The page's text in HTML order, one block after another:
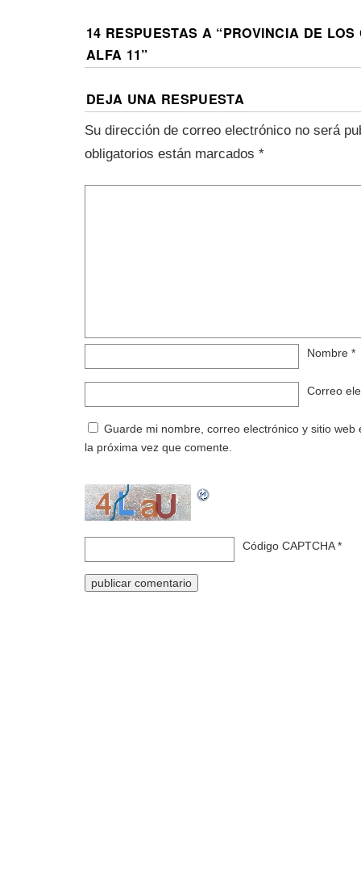
14 RESPUESTAS A “PROVINCIA DE
ALFA 11”
DEJA UNA RESPUESTA
Su dirección de correo electrónico no será
obligatorios están marcados *
Nombre *
Correo
Guarde mi nombre, correo electrónico y sitio web
la próxima vez que comente.
Código CAPTCHA*